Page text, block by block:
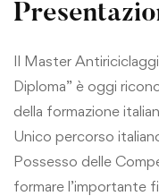
Il Master
Diploma” è oggi
della formazione
Unico percorso
Possesso delle
formare l’importante